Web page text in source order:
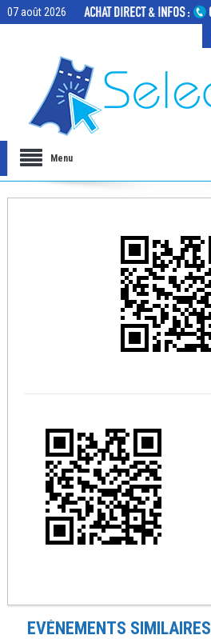
07 août 2026
Menu
EVÉNEMENTS SIMILAIRES